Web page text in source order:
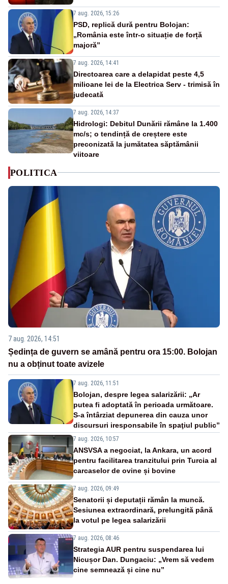
7 aug. 2026, 15:26
PSD, replică dură pentru Bolojan:
„România este într-o situație de forță
majoră”
7 aug. 2026, 14:41
Directoarea care a delapidat peste 4,5
milioane lei de la Electrica Serv - trimisă în
judecată
7 aug. 2026, 14:37
Hidrologi: Debitul Dunării rămâne la 1.400
mc/s; o tendință de creștere este
preconizată la jumătatea săptămânii
viitoare
POLITICA
7 aug. 2026, 14:51
Ședința de guvern se amână pentru ora 15:00. Bolojan
nu a obținut toate avizele
7 aug. 2026, 11:51
Bolojan, despre legea salarizării: „Ar
putea fi adoptată în perioada următoare.
S-a întârziat depunerea din cauza unor
discursuri iresponsabile în spaţiul public”
7 aug. 2026, 10:57
ANSVSA a negociat, la Ankara, un acord
pentru facilitarea tranzitului prin Turcia al
carcaselor de ovine și bovine
7 aug. 2026, 09:49
Senatorii și deputații rămân la muncă.
Sesiunea extraordinară, prelungită până
la votul pe legea salarizării
7 aug. 2026, 08:46
Strategia AUR pentru suspendarea lui
Nicușor Dan. Dungaciu: „Vrem să vedem
cine semnează și cine nu”